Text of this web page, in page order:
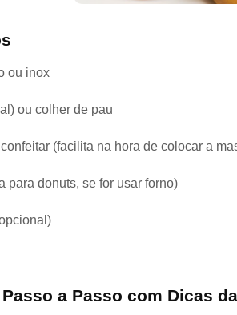
ou inox
ou colher de pau
(facilita na hora de colocar a
para donuts, se for usar forno)
a Passo com Dicas